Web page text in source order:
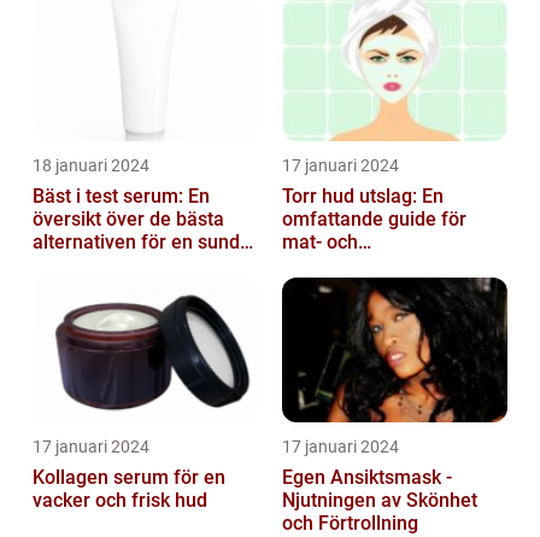
18 januari 2024
Bäst i test serum: En
översikt över de bästa
alternativen för en sund
17 januari 2024
Torr hud utslag: En
omfattande guide för
mat- och
17 januari 2024
Kollagen serum för en
vacker och frisk hud
17 januari 2024
Egen Ansiktsmask -
Njutningen av Skönhet
och Förtrollning